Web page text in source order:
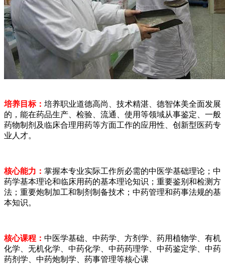
培养目标： 培养职业道德高尚、技术精湛、德智体美全面发展
的，能在药品生产、检验、流通、使用等领域从事鉴定、一般
药物制剂及临床合理用药等方面工作的应用性、创新型医药专
业人才。
核心能力： 掌握本专业实际工作所必需的中医学基础理论；中
药学基本理论和临床用药的基本理论知识；重要鉴别和检测方
法；重要炮制加工和制剂制备技术；中药管理和药事法规的基
本知识。
核心课程： 中医学基础、中药学、方剂学、药用植物学、有机
化学、无机化学、中药化学、中药药理学、中药鉴定学、中药
药剂学、中药炮制学、药事管理等核心课